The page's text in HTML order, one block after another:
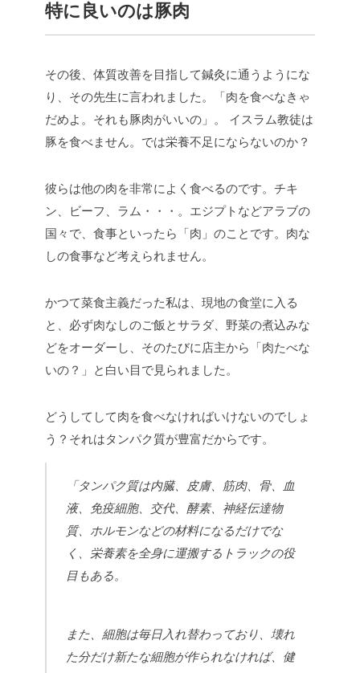
特に良いのは豚肉
その後、体質改善を目指して鍼灸に通うようにな
り、その先生に言われました。「肉を食べなきゃ
だめよ。それも豚肉がいいの」。
イスラム教徒は
豚を食べません。では栄養不足にならないのか？
彼らは他の肉を非常によく食べるのです。チキ
ン、ビーフ、ラム・・・。エジプトなどアラブの
国々で、食事といったら「肉」のことです。肉な
しの食事など考えられません。
かつて菜食主義だった私は、現地の食堂に入る
と、必ず肉なしのご飯とサラダ、野菜の煮込みな
どをオーダーし、そのたびに店主から「肉たべな
いの？」と白い目で見られました。
どうしてして肉を食べなければいけないのでしょ
う？それはタンパク質が豊富だからです。
「タンパク質は内臓、皮膚、筋肉、骨、血
液、免疫細胞、交代、酵素、神経伝達物
質、ホルモンなどの材料になるだけでな
く、栄養素を全身に運搬するトラックの役
目もある。
また、細胞は毎日入れ替わっており、壊れ
た分だけ新たな細胞が作られなければ、健